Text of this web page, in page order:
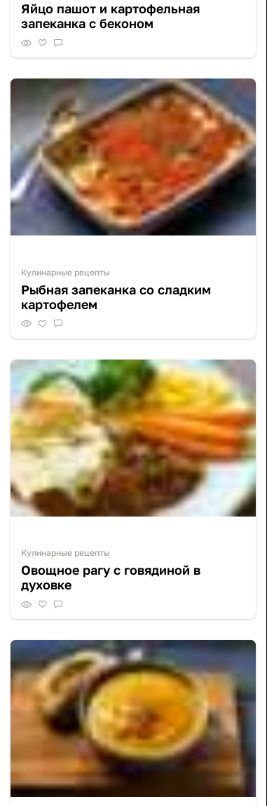
Яйцо пашот и картофельная
запеканка с беконом
Кулинарные рецепты
Рыбная запеканка со сладким
картофелем
Кулинарные рецепты
Овощное рагу с говядиной в
духовке